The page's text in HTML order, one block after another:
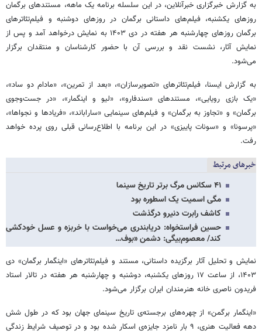
به گزارش خبرگزاری خبرآنلاین، در این سلسله برنامه یک ماهه، مستندهای برگمان
روزهای یکشنبه، فیلم‌های داستانی برگمان در روزهای دوشنبه و فیلم‌تئاترهای
برگمان روزهای چهارشنبه هر هفته در دی ۱۴۰۳ به نمایش درخواهد آمد و پس از
نمایش آثار، نشست نقد و بررسی آن با حضور کارشناسان و منتقدان برگزار
می‌شود.
به گزارش ایسنا، فیلم‌تئاترهای «تصویرسازان»، «بعد از تمرین»، «مادام دو ساد»،
«یک بازی رویایی»، مستندهای «سندفارو»، «لیو و اینگمار»، «در جست‌وجوی
برگمان» و «تجاوز به برگمان» و فیلم‌های سینمایی «ساراباند»، «فریادها و نجواها»،
«پرسونا» و «سونات پاییزی» در این برنامه با اطلاع‌رسانی قبلی روی پرده خواهد
رفت.
خبرهای مرتبط
۴۱ سکانس مرگ برتر تاریخ سینما
مگی اسمیت یک اسطوره بود
کاشف رابرت دنیرو درگذشت
حسین فراستخواه: دریابندری می‌خواست با خربزه و عسل خودکشی
کند/ معصوم‌بیگی: دشمن «بوف…
نمایش و تحلیل آثار برگزیده داستانی، مستند و فیلم‌تئاترهای «اینگمار برگمان» دی
۱۴۰۳، از ساعت ۱۷ روزهای یکشنبه، دوشنبه و چهارشنبه هر هفته در تالار استاد
فریدون ناصری خانه هنرمندان ایران برگزار می‌شود.
«اینگمار برگمن» از چهره‌های برجسته‌ی تاریخ سینمای جهان بود که در طول شش
دهه فعالیت هنری، ‌۹ بار نامزد جایزه‌ی اسکار شده بود و در توصیف شرایط زندگی